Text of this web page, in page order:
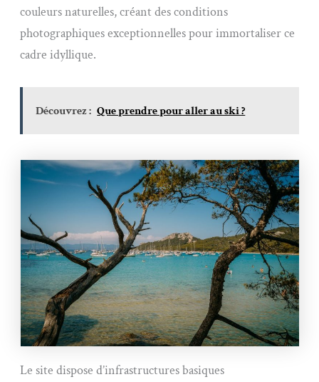
couleurs naturelles, créant des conditions
photographiques exceptionnelles pour immortaliser ce
cadre idyllique.
Découvrez : Que prendre pour aller au ski ?
Le site dispose d’infrastructures basiques